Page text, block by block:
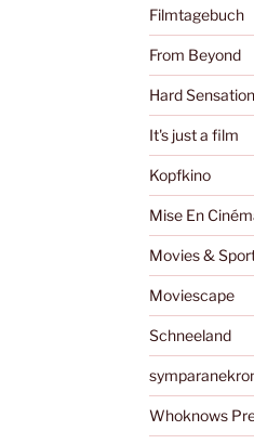
Filmtagebuch
From Beyond
Hard
It's just a film
Kopfkino
Mise En
Movies &
Moviescape
Schneeland
Whoknows